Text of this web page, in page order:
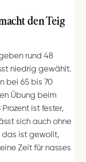
den Teig
rund 48
niedrig gewählt.
bei 65 bis 70
Übung beim
ist fester,
sich auch ohne
das ist gewollt,
Zeit für nasses